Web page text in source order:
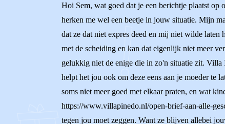
Hoi Sem, wat goed dat je een berichtje plaatst op
herken me wel een beetje in jouw situatie. Mijn
dat ze dat niet expres deed en mij niet wilde
met de scheiding en kan dat eigenlijk niet meer
gelukkig niet de enige die in zo'n situatie zit. Villa
helpt het jou ook om deze eens aan je moeder te
soms niet meer goed met elkaar praten, en wat
https://www.villapinedo.nl/open-brief-aan-alle-
tegen jou moet zeggen. Want ze blijven allebei